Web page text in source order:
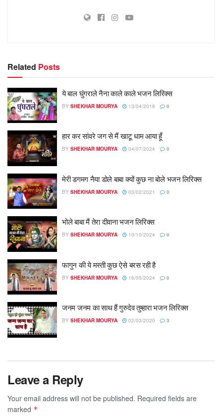
Related Posts
ये बाल घुंगराले नैना काले काले भजन लिरिक्स
BY SHEKHAR MOURYA 13/04/2018 0
हार कर सांवरे जग से मैं खाटू धाम आया हूँ
BY SHEKHAR MOURYA 04/07/2024 0
मेरी डगमग नैया डोले बाबा क्यों कुछ ना बोले भजन लिरिक्स
BY SHEKHAR MOURYA 03/02/2021 0
भोले बाबा मैं तेरा दीवाना भजन लिरिक्स
BY SHEKHAR MOURYA 10/10/2024 0
फागुन की ये मस्ती कुछ ऐसे बरस रही है
BY SHEKHAR MOURYA 16/05/2024 0
जनम जनम का साथ हैं गुरुदेव तुम्हारा भजन लिरिक्स
BY SHEKHAR MOURYA 02/03/2020 3
Leave a Reply
Your email address will not be published. Required fields are
marked *